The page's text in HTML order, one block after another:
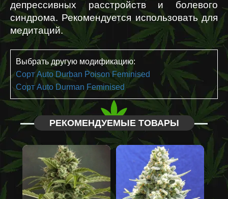
депрессивных расстройств и болевого
синдрома. Рекомендуется использовать для
медитаций.
Выбрать другую модификацию:
Сорт Auto Durban Poison Feminised
Сорт Auto Durman Feminised
РЕКОМЕНДУЕМЫЕ ТОВАРЫ